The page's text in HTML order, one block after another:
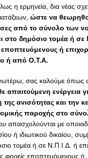
η ερμηνεία, δια νέας
ώστε να
από το σύνολο των
στο δημόσιο τομέα ή σε
ή
ή από Ο.Τ.Α.
σας καλούμε όπως
απαιτούμενη ενέργεια
ανισότητας και την
παροχής στο
απασχολούνται με
ή ιδιωτικού δικαίου,
τομέα ή σε Ν.Π.Ι.Δ. ή
φορείς εποπτευόμενους ή